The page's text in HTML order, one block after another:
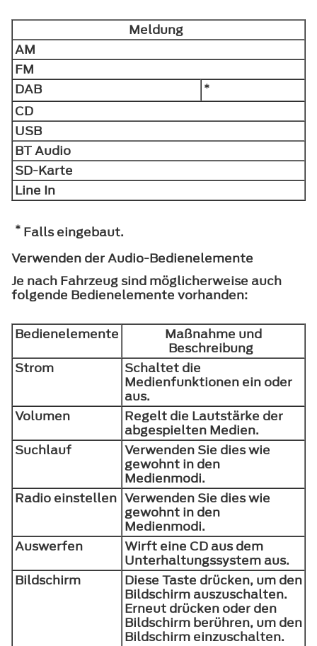
Meldung
AM
FM
DAB
*
CD
USB
BT Audio
SD-Karte
Line In
* Falls eingebaut.
Verwenden der Audio-Bedienelemente
Je nach Fahrzeug sind möglicherweise auch
folgende Bedienelemente vorhanden:
Bedienelemente
Maßnahme und
Beschreibung
Strom
Schaltet die
Medienfunktionen ein oder
aus.
Volumen
Regelt die Lautstärke der
abgespielten Medien.
Suchlauf
Verwenden Sie dies wie
gewohnt in den
Medienmodi.
Radio einstellen Verwenden Sie dies wie
gewohnt in den
Medienmodi.
Auswerfen
Wirft eine CD aus dem
Unterhaltungssystem aus.
Bildschirm
Diese Taste drücken, um den
Bildschirm auszuschalten.
Erneut drücken oder den
Bildschirm berühren, um den
Bildschirm einzuschalten.